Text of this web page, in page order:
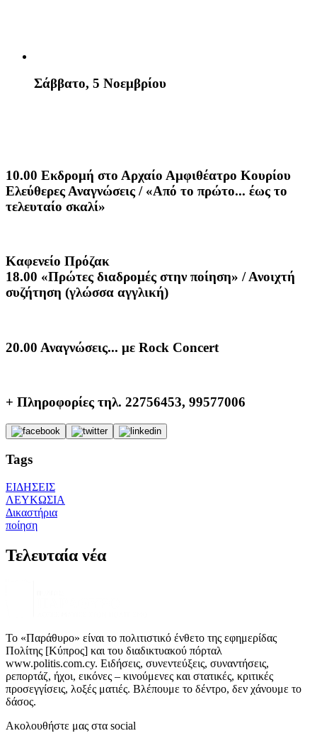
Σάββατο, 5 Νοεμβρίου
10.00 Εκδρομή στο Αρχαίο Αμφιθέατρο Κουρίου
Ελεύθερες Αναγνώσεις / «Από το πρώτο... έως το
τελευταίο σκαλί»
Καφενείο Πρόζακ
18.00 «Πρώτες διαδρομές στην ποίηση» / Ανοιχτή
συζήτηση (γλώσσα αγγλική)
20.00 Αναγνώσεις... με Rock Concert
+ Πληροφορίες τηλ. 22756453, 99577006
Tags
ΕΙΔΗΣΕΙΣ
ΛΕΥΚΩΣΙΑ
Δικαστήρια
ποίηση
Τελευταία νέα
Το «Παράθυρο» είναι το πολιτιστικό ένθετο της εφημερίδας
Πολίτης [Κύπρος] και του διαδικτυακού πόρταλ
www.politis.com.cy. Ειδήσεις, συνεντεύξεις, συναντήσεις,
ρεπορτάζ, ήχοι, εικόνες – κινούμενες και στατικές, κριτικές
προσεγγίσεις, λοξές ματιές. Βλέπουμε το δέντρο, δεν χάνουμε το
δάσος.
Ακολουθήστε μας στα social